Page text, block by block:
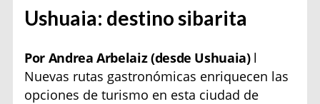
Ushuaia: destino sibarita
Por Andrea Arbelaiz (desde Ushuaia) l
Nuevas rutas gastronómicas enriquecen las
opciones de turismo en esta ciudad de